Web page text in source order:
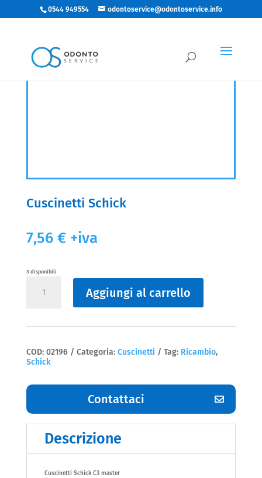
0544 949554 odontoservice@odontoservice.info
Cuscinetti Schick
7,56 € +iva
3 disponibili
Schick
Aggiungi al carrello
COD: 02196 Categoria: Cuscinetti Tag: Ricambio,
Schick
Contattaci
Descrizione
Cuscinetti Schick C3 master